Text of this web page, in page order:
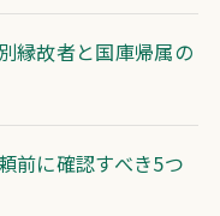
縁故者と国庫帰属の
前に確認すべき5つ